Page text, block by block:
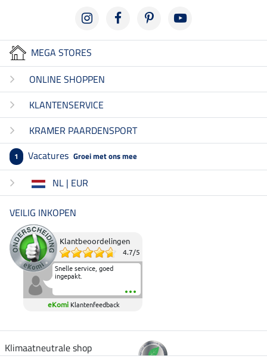
MEGA STORES
ONLINE SHOPPEN
KLANTENSERVICE
KRAMER PAARDENSPORT
1 Vacatures Groei met ons mee
NL | EUR
VEILIG INKOPEN
Klantbeoordelingen
4.7/5
Snelle service, goed
ingepakt.
eKomi Klantenfeedback
Klimaatneutrale shop